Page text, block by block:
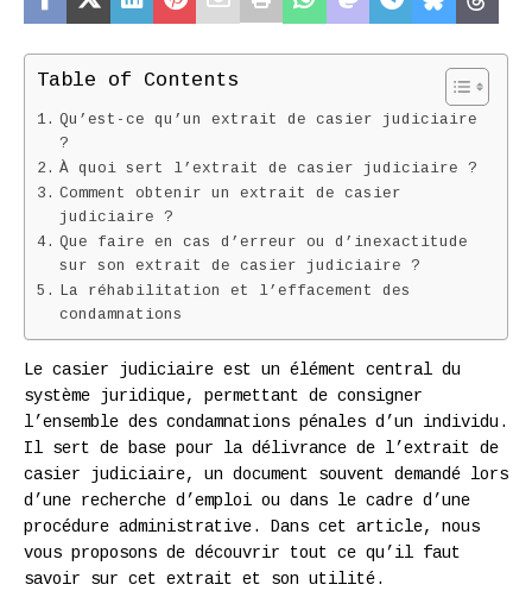
Table of Contents
Qu’est-ce qu’un extrait de casier judiciaire
?
À quoi sert l’extrait de casier judiciaire ?
Comment obtenir un extrait de casier
judiciaire ?
Que faire en cas d’erreur ou d’inexactitude
sur son extrait de casier judiciaire ?
La réhabilitation et l’effacement des
condamnations
Le casier judiciaire est un élément central du
système juridique, permettant de consigner
l’ensemble des condamnations pénales d’un individu.
Il sert de base pour la délivrance de l’extrait de
casier judiciaire, un document souvent demandé lors
d’une recherche d’emploi ou dans le cadre d’une
procédure administrative. Dans cet article, nous
vous proposons de découvrir tout ce qu’il faut
savoir sur cet extrait et son utilité.